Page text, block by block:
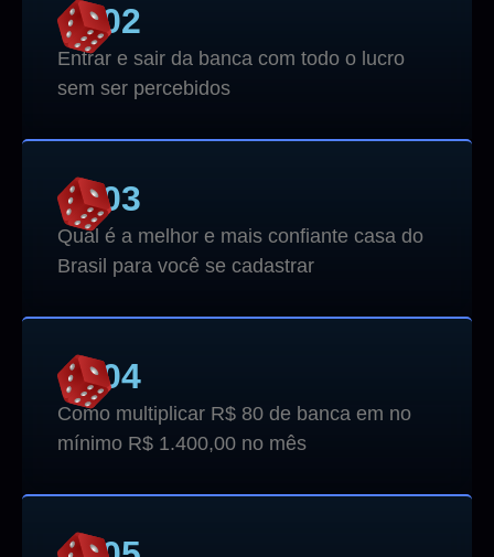
02
Entrar e sair da banca com todo o lucro
sem ser percebidos
03
Qual é a melhor e mais confiante casa do
Brasil para você se cadastrar
04
Como multiplicar R$ 80 de banca em no
mínimo R$ 1.400,00 no mês